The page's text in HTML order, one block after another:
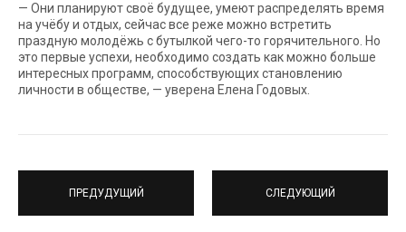
— Они планируют своё будущее, умеют распределять время
на учёбу и отдых, сейчас все реже можно встретить
праздную молодёжь с бутылкой чего-то горячительного. Но
это первые успехи, необходимо создать как можно больше
интересных программ, способствующих становлению
личности в обществе, — уверена Елена Годовых.
ПРЕДУДУЩИЙ СЛЕДУЮЩИЙ